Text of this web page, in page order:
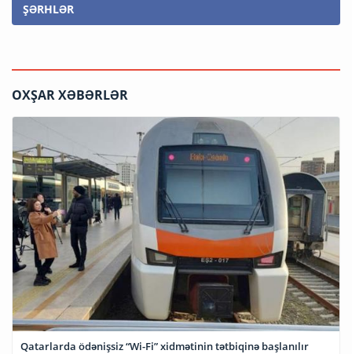
ŞƏRHLƏR
OXŞAR XƏBƏRLƏR
Qatarlarda ödənişsiz “Wi-Fi” xidmətinin tətbiqinə başlanılır